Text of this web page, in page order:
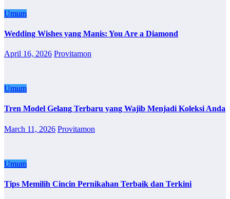
Umum
Wedding Wishes yang Manis: You Are a Diamond
April 16, 2026 Provitamon
Umum
Tren Model Gelang Terbaru yang Wajib Menjadi Koleksi Anda
March 11, 2026 Provitamon
Umum
Tips Memilih Cincin Pernikahan Terbaik dan Terkini